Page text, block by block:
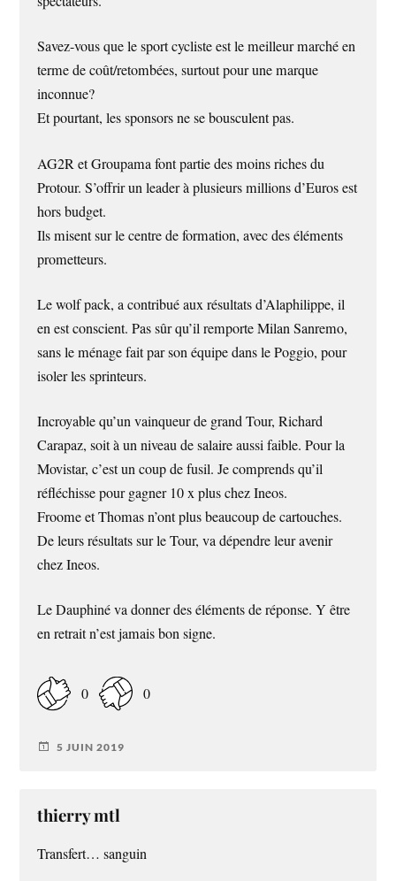
Savez-vous que le sport cycliste est le meilleur marché en
terme de coût/retombées, surtout pour une marque
inconnue?
Et pourtant, les sponsors ne se bousculent pas.
AG2R et Groupama font partie des moins riches du
Protour. S’offrir un leader à plusieurs millions d’Euros est
hors budget.
Ils misent sur le centre de formation, avec des éléments
prometteurs.
Le wolf pack, a contribué aux résultats d’Alaphilippe, il
en est conscient. Pas sûr qu’il remporte Milan Sanremo,
sans le ménage fait par son équipe dans le Poggio, pour
isoler les sprinteurs.
Incroyable qu’un vainqueur de grand Tour, Richard
Carapaz, soit à un niveau de salaire aussi faible. Pour la
Movistar, c’est un coup de fusil. Je comprends qu’il
réfléchisse pour gagner 10 x plus chez Ineos.
Froome et Thomas n’ont plus beaucoup de cartouches.
De leurs résultats sur le Tour, va dépendre leur avenir
chez Ineos.
Le Dauphiné va donner des éléments de réponse. Y être
en retrait n’est jamais bon signe.
0 0
5 JUIN 2019
thierry mtl
Transfert… sanguin